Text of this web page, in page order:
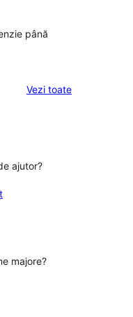
până
Vezi toaterecenziile
ajutor?
majore?